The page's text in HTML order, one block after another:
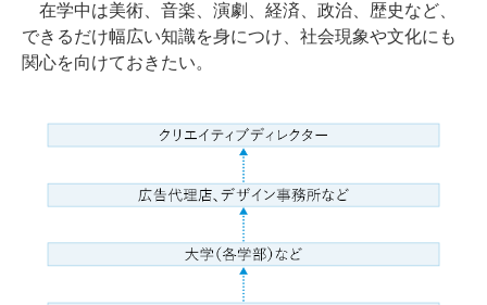
在学中は美術、音楽、演劇、経済、政治、歴史など、
できるだけ幅広い知識を身につけ、社会現象や文化にも
関心を向けておきたい。